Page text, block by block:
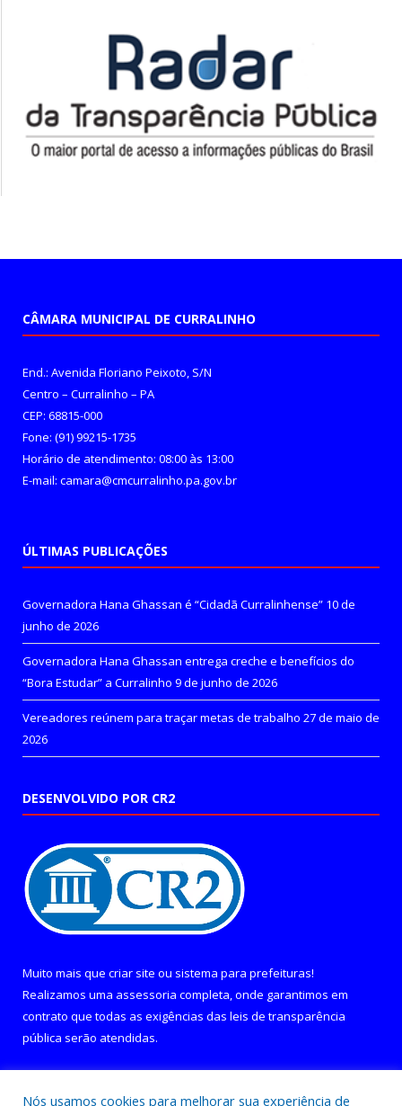
CÂMARA MUNICIPAL DE CURRALINHO
End.: Avenida Floriano Peixoto, S/N
Centro – Curralinho – PA
CEP: 68815-000
Fone: (91) 99215-1735
Horário de atendimento: 08:00 às 13:00
E-mail: camara@cmcurralinho.pa.gov.br
ÚLTIMAS PUBLICAÇÕES
Governadora Hana Ghassan é “Cidadã Curralinhense” 10 de
junho de 2026
Governadora Hana Ghassan entrega creche e benefícios do
“Bora Estudar” a Curralinho 9 de junho de 2026
Vereadores reúnem para traçar metas de trabalho 27 de maio de
2026
DESENVOLVIDO POR CR2
Muito mais que criar site ou sistema para prefeituras!
Realizamos uma assessoria completa, onde garantimos em
contrato que todas as exigências das leis de transparência
pública serão atendidas.
Nós usamos cookies para melhorar sua experiência de